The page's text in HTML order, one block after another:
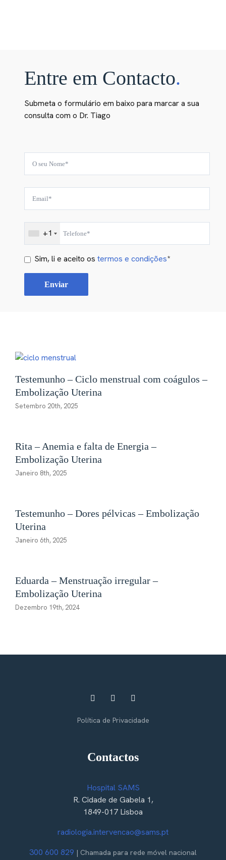
Entre em Contacto.
Submeta o formulário em baixo para marcar a sua
consulta com o Dr. Tiago
+1
Sim, li e aceito os termos e condições*
Testemunho – Ciclo menstrual com coágulos –
Embolização Uterina
Setembro 20th, 2025
Rita – Anemia e falta de Energia –
Embolização Uterina
Janeiro 8th, 2025
Testemunho – Dores pélvicas – Embolização
Uterina
Janeiro 6th, 2025
Eduarda – Menstruação irregular –
Embolização Uterina
Dezembro 19th, 2024
Política de Privacidade
Contactos
Hospital SAMS
R. Cidade de Gabela 1,
1849-017 Lisboa
radiologia.intervencao@sams.pt
300 600 829 | Chamada para rede móvel nacional